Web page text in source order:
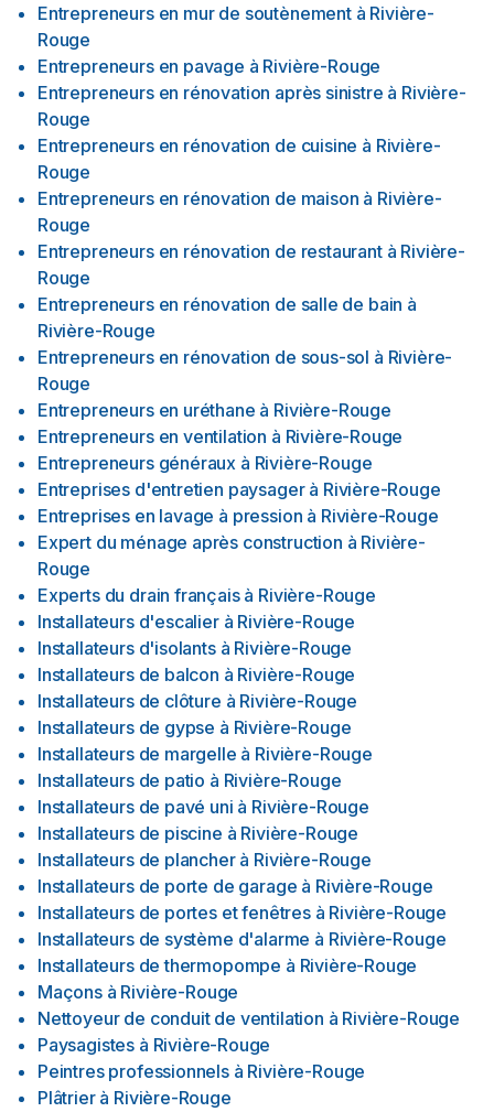
Entrepreneurs en mur de soutènement à Rivière-
Rouge
Entrepreneurs en pavage à Rivière-Rouge
Entrepreneurs en rénovation après sinistre à Rivière-
Rouge
Entrepreneurs en rénovation de cuisine à Rivière-
Rouge
Entrepreneurs en rénovation de maison à Rivière-
Rouge
Entrepreneurs en rénovation de restaurant à Rivière-
Rouge
Entrepreneurs en rénovation de salle de bain à
Rivière-Rouge
Entrepreneurs en rénovation de sous-sol à Rivière-
Rouge
Entrepreneurs en uréthane à Rivière-Rouge
Entrepreneurs en ventilation à Rivière-Rouge
Entrepreneurs généraux à Rivière-Rouge
Entreprises d'entretien paysager à Rivière-Rouge
Entreprises en lavage à pression à Rivière-Rouge
Expert du ménage après construction à Rivière-
Rouge
Experts du drain français à Rivière-Rouge
Installateurs d'escalier à Rivière-Rouge
Installateurs d'isolants à Rivière-Rouge
Installateurs de balcon à Rivière-Rouge
Installateurs de clôture à Rivière-Rouge
Installateurs de gypse à Rivière-Rouge
Installateurs de margelle à Rivière-Rouge
Installateurs de patio à Rivière-Rouge
Installateurs de pavé uni à Rivière-Rouge
Installateurs de piscine à Rivière-Rouge
Installateurs de plancher à Rivière-Rouge
Installateurs de porte de garage à Rivière-Rouge
Installateurs de portes et fenêtres à Rivière-Rouge
Installateurs de système d'alarme à Rivière-Rouge
Installateurs de thermopompe à Rivière-Rouge
Maçons à Rivière-Rouge
Nettoyeur de conduit de ventilation à Rivière-Rouge
Paysagistes à Rivière-Rouge
Peintres professionnels à Rivière-Rouge
Plâtrier à Rivière-Rouge